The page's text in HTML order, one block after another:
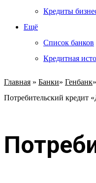
Кредиты
Ещё
Список банков
Кредитная
Главная » Банки» Генбанк»
Потребительский кредит